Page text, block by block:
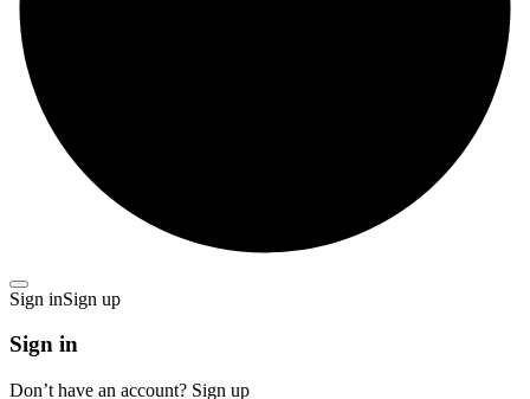
Sign inSign up
Sign in
Don’t have an account? Sign up